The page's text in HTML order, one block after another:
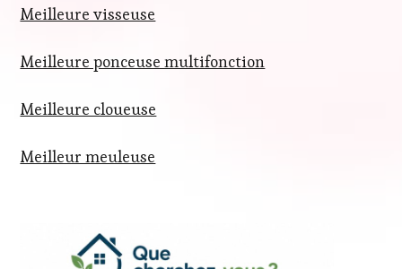
Meilleure visseuse
Meilleure ponceuse multifonction
Meilleure cloueuse
Meilleur meuleuse